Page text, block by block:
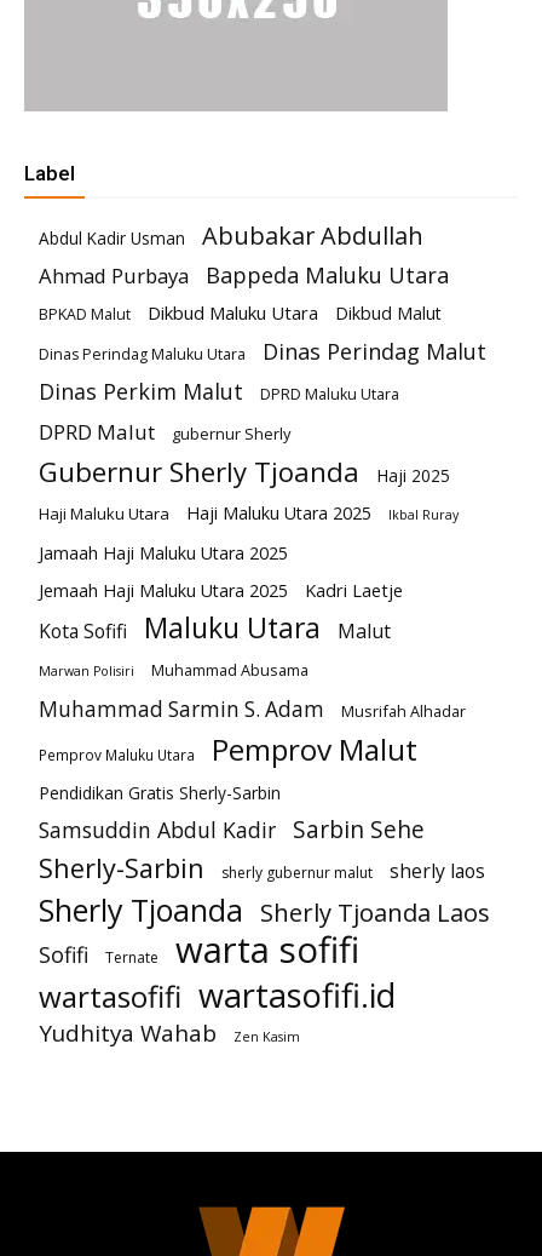
Label
Abdul Kadir Usman Abubakar Abdullah
Ahmad Purbaya Bappeda Maluku Utara
BPKAD Malut Dikbud Maluku Utara Dikbud Malut
Dinas Perindag Maluku Utara
Dinas Perindag Malut
Dinas Perkim Malut
DPRD Maluku Utara
DPRD Malut gubernur Sherly
Gubernur Sherly Tjoanda Haji 2025
Haji Maluku Utara Haji Maluku Utara 2025 Ikbal Ruray
Jamaah Haji Maluku Utara 2025
Jemaah Haji Maluku Utara 2025
Kadri Laetje
Kota Sofifi Maluku Utara Malut
Marwan Polisiri Muhammad Abusama
Muhammad Sarmin S. Adam Musrifah Alhadar
Pemprov Maluku Utara Pemprov Malut
Pendidikan Gratis Sherly-Sarbin
Samsuddin Abdul Kadir Sarbin Sehe
Sherly-Sarbin sherly gubernur malut sherly laos
Sherly Tjoanda Sherly Tjoanda Laos
Sofifi Ternate warta sofifi
wartasofifi wartasofifi.id
Yudhitya Wahab Zen Kasim